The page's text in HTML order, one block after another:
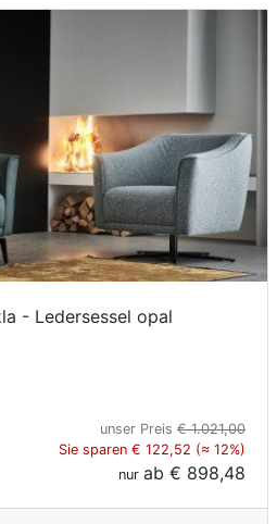
- Ledersessel opal
unser Preis € 1.021,00
Sie sparen € 122,52 (≈ 12%)
nur ab € 898,48